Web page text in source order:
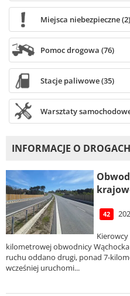
Miejsca niebezpieczne (2)
Pomoc drogowa (76)
Stacje paliwowe (35)
Warsztaty
INFORMACJE O
42
Kierowcy
kilometrowej obwodnicy
ruchu oddano drugi, ponad 7-
wcześniej uruchomi...